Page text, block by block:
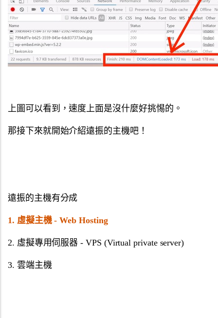
上圖可以看到，速度上面是沒什麼好挑惕的。
那接下來就開始介紹遠振的主機吧！
遠振的主機有分成
1. 虛擬主機 - Web Hosting
2. 虛擬專用伺服器 - VPS (Virtual private server)
3. 雲端主機